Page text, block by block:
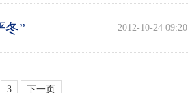
冬” 2012-10-24 09:20
3 下一页